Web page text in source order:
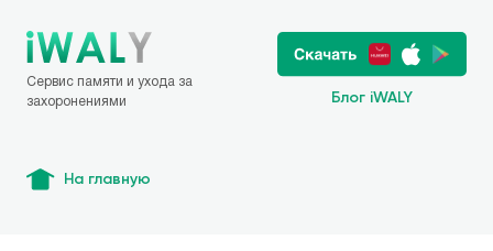
Сервис памяти и ухода за
захоронениями
Блог iWALY
На главную